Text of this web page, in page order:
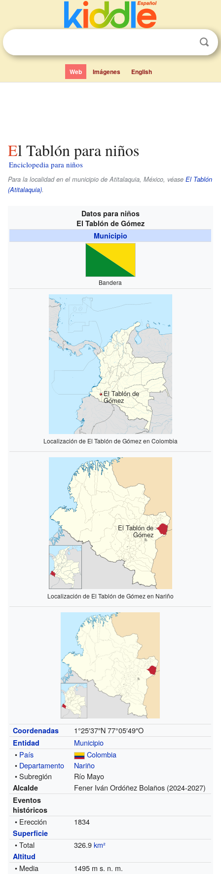
Web Imágenes English
El Tablón para niños
Enciclopedia para niños
Para la localidad en el municipio de Atitalaquia, México, véase El Tablón
(Atitalaquia).
Datos para niños
El Tablón de Gómez
Municipio
Bandera
El Tablón de
Gómez
Localización de El Tablón de Gómez en Colombia
El Tablón de
Gómez
Localización de El Tablón de Gómez en Nariño
Coordenadas 1°25′37″N 77°05′49″O
Entidad
Municipio
• País
Colombia
• Departamento
Nariño
• Subregión
Río Mayo
Alcalde Fener Iván Ordóñez Bolaños (2024-2027)
Eventos
históricos
• Erección 1834
Superficie
• Total 326.9km²
Altitud
• Media 1495 m s. n. m.